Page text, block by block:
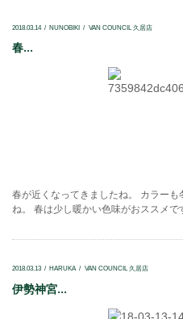
2018.03.14 NUNOBIKI VAN COUNCIL 久居店
春...
春が近くなってきましたね。 カラー
ね。 春は少し暖かい色味がおススメで
2018.03.13 HARUKA VAN COUNCIL 久居店
伊勢神宮...